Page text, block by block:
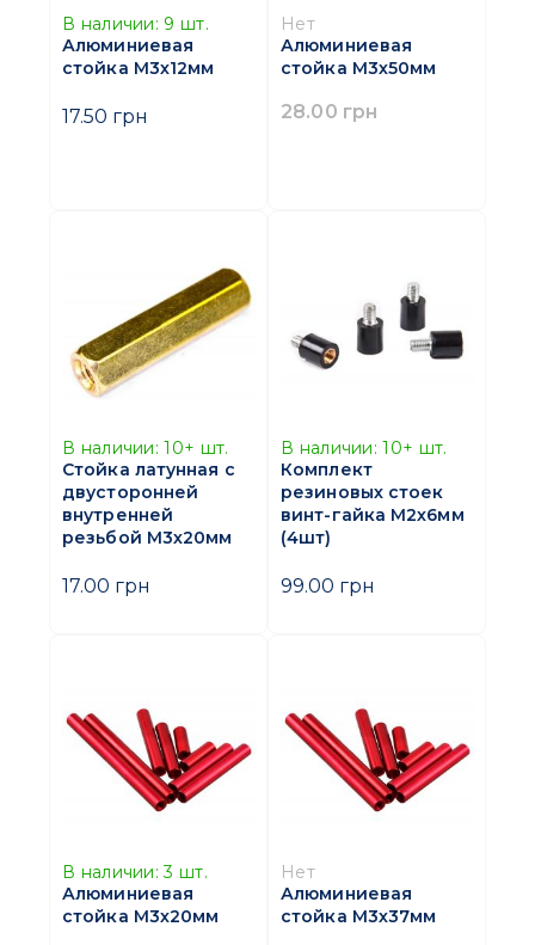
В наличии: 9 шт.
Алюминиевая
стойка M3х12мм
17.50 грн
Нет
Алюминиевая
стойка M3х50мм
28.00 грн
В наличии: 10+ шт.
Стойка латунная с
двусторонней
внутренней
резьбой M3х20мм
17.00 грн
В наличии: 10+ шт.
Комплект
резиновых стоек
винт-гайка M2х6мм
(4шт)
99.00 грн
В наличии: 3 шт.
Алюминиевая
стойка M3х20мм
Нет
Алюминиевая
стойка M3х37мм